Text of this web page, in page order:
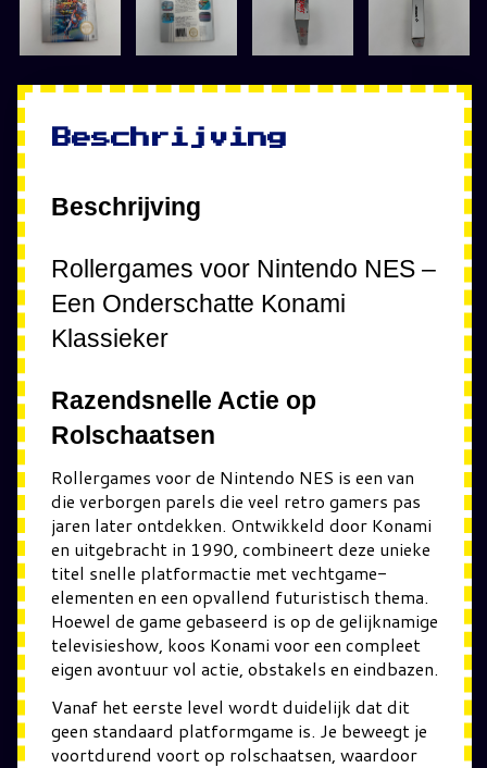
Beschrijving
Beschrijving
Rollergames voor Nintendo NES –
Een Onderschatte Konami
Klassieker
Razendsnelle Actie op
Rolschaatsen
Rollergames voor de Nintendo NES is een van
die verborgen parels die veel retro gamers pas
jaren later ontdekken. Ontwikkeld door Konami
en uitgebracht in 1990, combineert deze unieke
titel snelle platformactie met vechtgame-
elementen en een opvallend futuristisch thema.
Hoewel de game gebaseerd is op de gelijknamige
televisieshow, koos Konami voor een compleet
eigen avontuur vol actie, obstakels en eindbazen.
Vanaf het eerste level wordt duidelijk dat dit
geen standaard platformgame is. Je beweegt je
voortdurend voort op rolschaatsen, waardoor